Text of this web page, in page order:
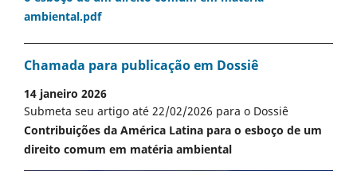
ambiental.pdf
Chamada para publicação em Dossiê
14 janeiro 2026
Submeta seu artigo até 22/02/2026 para o Dossiê
Contribuições da América Latina para o esboço de um
direito comum em matéria ambiental